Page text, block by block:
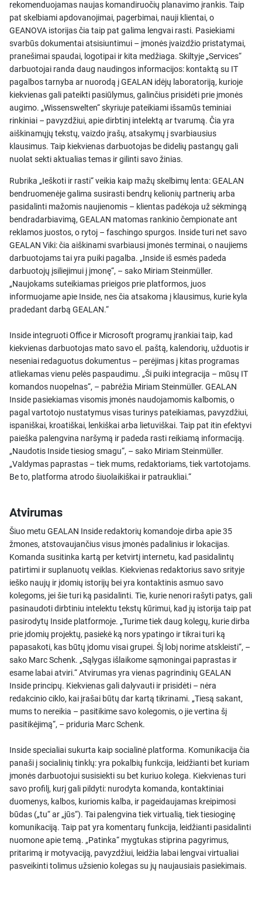
rekomenduojamas naujas komandiruočių planavimo įrankis. Taip
pat skelbiami apdovanojimai, pagerbimai, nauji klientai, o
GEANOVA istorijas čia taip pat galima lengvai rasti. Pasiekiami
svarbūs dokumentai atsisiuntimui – įmonės įvaizdžio pristatymai,
pranešimai spaudai, logotipai ir kita medžiaga. Skiltyje „Services“
darbuotojai randa daug naudingos informacijos: kontaktą su IT
pagalbos tarnyba ar nuorodą į GEALAN idėjų laboratoriją, kurioje
kiekvienas gali pateikti pasiūlymus, galinčius prisidėti prie įmonės
augimo. „Wissenswelten“ skyriuje pateikiami išsamūs teminiai
rinkiniai – pavyzdžiui, apie dirbtinį intelektą ar tvarumą. Čia yra
aiškinamųjų tekstų, vaizdo įrašų, atsakymų į svarbiausius
klausimus. Taip kiekvienas darbuotojas be didelių pastangų gali
nuolat sekti aktualias temas ir gilinti savo žinias.
Rubrika „Ieškoti ir rasti“ veikia kaip mažų skelbimų lenta: GEALAN
bendruomenėje galima susirasti bendrų kelionių partnerių arba
pasidalinti mažomis naujienomis – klientas padėkoja už sėkmingą
bendradarbiavimą, GEALAN matomas rankinio čempionate ant
reklamos juostos, o rytoj – faschingo spurgos. Inside turi net savo
GEALAN Viki: čia aiškinami svarbiausi įmonės terminai, o naujiems
darbuotojams tai yra puiki pagalba. „Inside iš esmės padeda
darbuotojų įsiliejimui į įmonę“, – sako Miriam Steinmüller.
„Naujokams suteikiamas prieigos prie platformos, juos
informuojame apie Inside, nes čia atsakoma į klausimus, kurie kyla
pradedant darbą GEALAN.“
Inside integruoti Office ir Microsoft programų įrankiai taip, kad
kiekvienas darbuotojas mato savo el. paštą, kalendorių, užduotis ir
neseniai redaguotus dokumentus – perėjimas į kitas programas
atliekamas vienu pelės paspaudimu. „Ši puiki integracija – mūsų IT
komandos nuopelnas“, – pabrėžia Miriam Steinmüller. GEALAN
Inside pasiekiamas visomis įmonės naudojamomis kalbomis, o
pagal vartotojo nustatymus visas turinys pateikiamas, pavyzdžiui,
ispaniškai, kroatiškai, lenkiškai arba lietuviškai. Taip pat itin efektyvi
paieška palengvina naršymą ir padeda rasti reikiamą informaciją.
„Naudotis Inside tiesiog smagu“, – sako Miriam Steinmüller.
„Valdymas paprastas – tiek mums, redaktoriams, tiek vartotojams.
Be to, platforma atrodo šiuolaikiškai ir patraukliai.“
Atvirumas
Šiuo metu GEALAN Inside redaktorių komandoje dirba apie 35
žmones, atstovaujančius visus įmonės padalinius ir lokacijas.
Komanda susitinka kartą per ketvirtį internetu, kad pasidalintų
patirtimi ir suplanuotų veiklas. Kiekvienas redaktorius savo srityje
ieško naujų ir įdomių istorijų bei yra kontaktinis asmuo savo
kolegoms, jei šie turi ką pasidalinti. Tie, kurie nenori rašyti patys, gali
pasinaudoti dirbtiniu intelektu tekstų kūrimui, kad jų istorija taip pat
pasirodytų Inside platformoje. „Turime tiek daug kolegų, kurie dirba
prie įdomių projektų, pasiekė ką nors ypatingo ir tikrai turi ką
papasakoti, kas būtų įdomu visai grupei. Šį lobį norime atskleisti“, –
sako Marc Schenk. „Sąlygas išlaikome sąmoningai paprastas ir
esame labai atviri.“ Atvirumas yra vienas pagrindinių GEALAN
Inside principų. Kiekvienas gali dalyvauti ir prisidėti – nėra
redakcinio ciklo, kai įrašai būtų dar kartą tikrinami. „Tiesą sakant,
mums to nereikia – pasitikime savo kolegomis, o jie vertina šį
pasitikėjimą“, – priduria Marc Schenk.
Inside specialiai sukurta kaip socialinė platforma. Komunikacija čia
panaši į socialinių tinklų: yra pokalbių funkcija, leidžianti bet kuriam
įmonės darbuotojui susisiekti su bet kuriuo kolega. Kiekvienas turi
savo profilį, kurį gali pildyti: nurodyta komanda, kontaktiniai
duomenys, kalbos, kuriomis kalba, ir pageidaujamas kreipimosi
būdas („tu“ ar „jūs“). Tai palengvina tiek virtualią, tiek tiesioginę
komunikaciją. Taip pat yra komentarų funkcija, leidžianti pasidalinti
nuomone apie temą. „Patinka“ mygtukas stiprina pagyrimus,
pritarimą ir motyvaciją, pavyzdžiui, leidžia labai lengvai virtualiai
pasveikinti tolimus užsienio kolegas su jų naujausiais pasiekimais.